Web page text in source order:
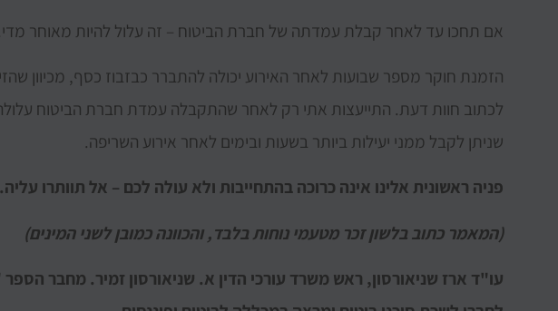
אם תחכו עד לאחר קבלת עמדתה של חברת הביטוח – זה עלול להיות מאוחר
הזמנת חוקר מספר שבועות לאחר האירוע יכולה להתברר כבזבוז כסף, מכיוון
לכתוב חוות דעת. התייעצות אתי רק לאחר שהתקבלה עמדת חברת הביטוח
שניתן לקבל ממני יעילות ביותר בשעות ובימים לאחר אירוע השריפה.
פניה ראשונית אלינו אינה כרוכה בהתחייבות ולא עולה לכם – אל תוותרו עליה.
(המאמר כתוב בלשון זכר מטעמי נוחות בלבד, והכוונה כמובן לשני המינים)
עו"ד ארז שניאורסון, ראש משרד עורכי הדין א. שניאורסון זמיר. מחבר הספר